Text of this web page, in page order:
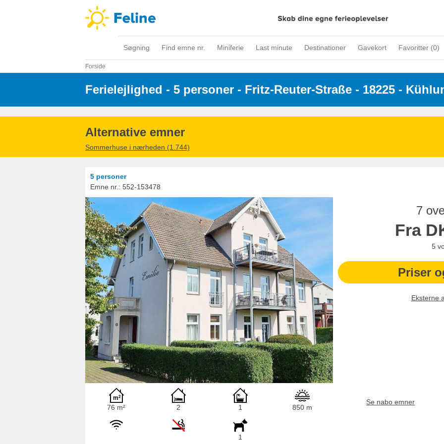
Søgning Find emne nr. Miniferie Last minute Destinationer Gavekort Favoritter (0)
Forside
Ferielejlighed - 5 personer - Fritz-Reuter-Straße - 18225 -
Alternative emner
Sommerhuse i nærheden (1.744)
5 personer
Emne nr.: 552-153478
7
Fra
5
Priser
Eksterne
76 m² 2 1 850 m
1
Se nabo emner